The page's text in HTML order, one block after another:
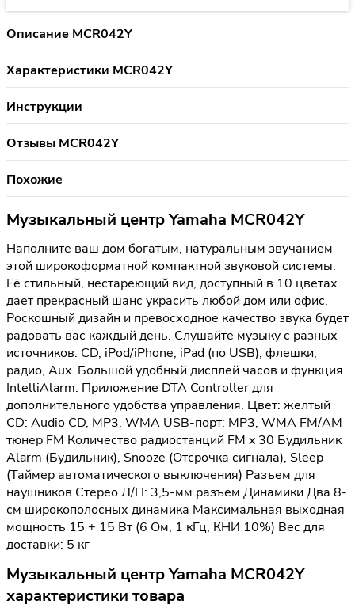
Описание MCR042Y
Характеристики MCR042Y
Инструкции
Отзывы MCR042Y
Похожие
Музыкальный центр Yamaha MCR042Y
Наполните ваш дом богатым, натуральным звучанием
этой широкоформатной компактной звуковой системы.
Её стильный, нестареющий вид, доступный в 10 цветах
дает прекрасный шанс украсить любой дом или офис.
Роскошный дизайн и превосходное качество звука будет
радовать вас каждый день. Слушайте музыку с разных
источников: CD, iPod/iPhone, iPad (по USB), флешки,
радио, Aux. Большой удобный дисплей часов и функция
IntelliAlarm. Приложение DTA Controller для
дополнительного удобства управления. Цвет: желтый
CD: Audio CD, MP3, WMA USB-порт: MP3, WMA FM/AM
тюнер FM Количество радиостанций FM x 30 Будильник
Alarm (Будильник), Snooze (Отсрочка сигнала), Sleep
(Таймер автоматического выключения) Разъем для
наушников Стерео Л/П: 3,5-мм разъем Динамики Два 8-
см широкополосных динамика Максимальная выходная
мощность 15 + 15 Вт (6 Ом, 1 кГц, КНИ 10%) Вес для
доставки: 5 кг
Музыкальный центр Yamaha MCR042Y
характеристики товара